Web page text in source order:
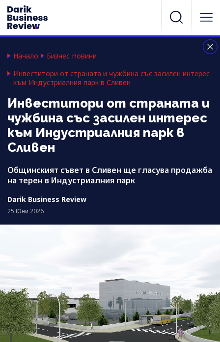
Начало
Бизнес Новини
Инвеститори от страната и чужбина със засилен интерес
към Индустриалния парк в Сливен
Инвеститори от страната и
чужбина със засилен интерес
към Индустриалния парк в
Сливен
Общинският съвет в Сливен ще гласува продажба
на терен в Индустриалния парк
Darik Business Review
25 Юни 2026